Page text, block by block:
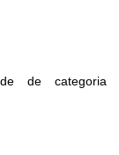
de categoria